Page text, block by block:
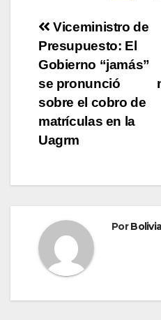
Viceministro de
Presupuesto: El
Gobierno “jamás”
se pronunció
sobre el cobro de
matrículas en la
Uagrm
Por